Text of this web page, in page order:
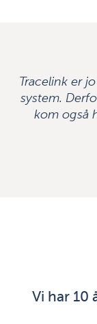
Tracelink er
system.
kom også
Vi har 10